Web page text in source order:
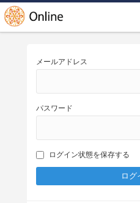
メールアドレス
パスワード
ログイン状態を保存する